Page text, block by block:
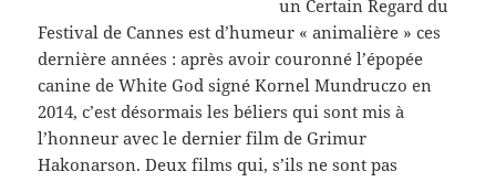
un Certain Regard du
Festival de Cannes est d’humeur « animalière » ces
dernière années : après avoir couronné l’épopée
canine de White God signé Kornel Mundruczo en
2014, c’est désormais les béliers qui sont mis à
l’honneur avec le dernier film de Grimur
Hakonarson. Deux films qui, s’ils ne sont pas